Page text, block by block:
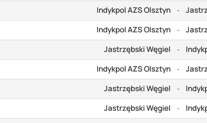
Indykpol AZS Olsztyn -
Indykpol AZS Olsztyn -
Jastrzębski Węgiel -
Indykpol AZS Olsztyn -
Jastrzębski Węgiel -
Jastrzębski Węgiel -